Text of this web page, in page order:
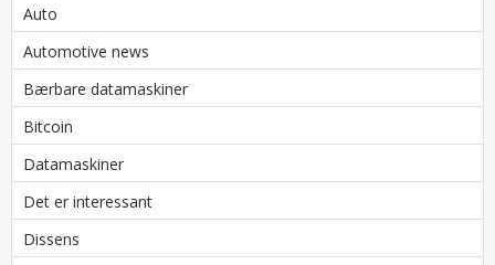
Auto
Automotive news
Bærbare datamaskiner
Bitcoin
Datamaskiner
Det er interessant
Dissens